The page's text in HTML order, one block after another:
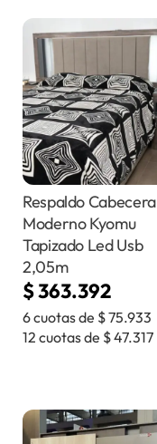
Respaldo Cabecera
Moderno Kyomu
Tapizado Led Usb
2,05m
$363.392
6 cuotas de $75.933
12 cuotas de $47.317